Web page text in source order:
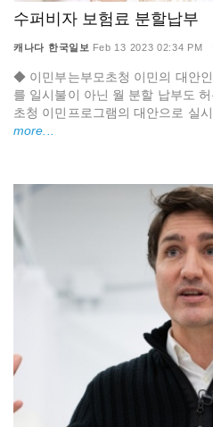
수퍼비자 보험료 분할납부
캐나다 한국일보 Feb 13 2023 02:34 PM
◆ 이민부는부모초청 이민의 대안
를 일시불이 아닌 월 분할 납부도
초청 이민프로그램의 대안으로 실
more...